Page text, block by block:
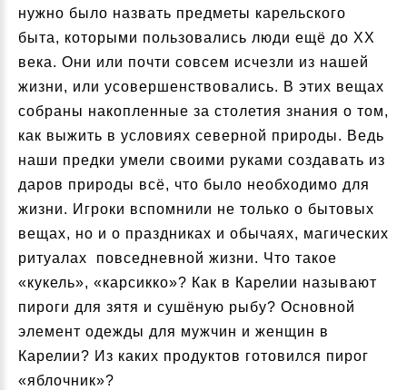
нужно было назвать предметы карельского
быта, которыми пользовались люди ещё до ХХ
века. Они или почти совсем исчезли из нашей
жизни, или усовершенствовались. В этих вещах
собраны накопленные за столетия знания о том,
как выжить в условиях северной природы. Ведь
наши предки умели своими руками создавать из
даров природы всё, что было необходимо для
жизни. Игроки вспомнили не только о бытовых
вещах, но и о праздниках и обычаях, магических
ритуалах повседневной жизни. Что такое
«кукель», «карсикко»? Как в Карелии называют
пироги для зятя и сушёную рыбу? Основной
элемент одежды для мужчин и женщин в
Карелии? Из каких продуктов готовился пирог
«яблочник»?